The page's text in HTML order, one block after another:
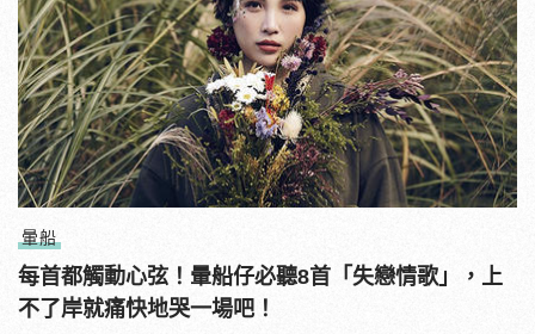
暈船
每首都觸動心弦！暈船仔必聽8首「失戀情歌」，上
不了岸就痛快地哭一場吧！